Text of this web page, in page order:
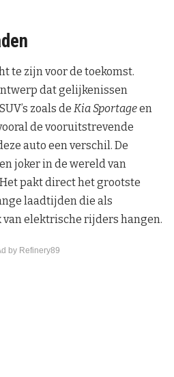
te zijn voor de toekomst.
dat gelijkenissen
zoals de Kia Sportageen
de vooruitstrevende
auto een verschil. De
joker in de wereld van
pakt direct het grootste
laadtijden die als
elektrische rijders hangen.
by Refinery89